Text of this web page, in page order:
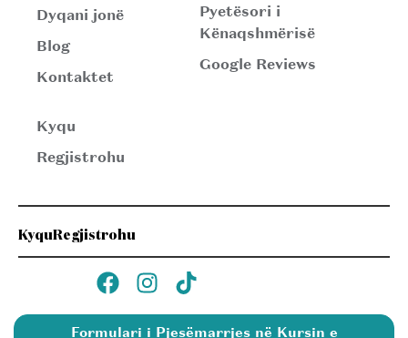
Dyqani jonë
Blog
Kontaktet
Kyqu
Regjistrohu
Pyetësori i
Kënaqshmërisë
Google Reviews
KyquRegjistrohu
Formulari i Pjesëmarrjes në Kursin e